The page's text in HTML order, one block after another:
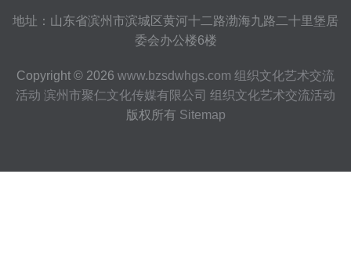
地址：山东省滨州市滨城区黄河十二路渤海九路二十里堡居
委会办公楼6楼
Copyright © 2026 www.bzsdwhgs.com 组织文化艺术交流
活动 滨州市聚仁文化传媒有限公司 组织文化艺术交流活动
版权所有 Sitemap